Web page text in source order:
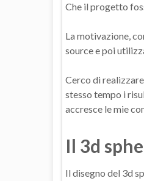
Che il progetto
La motivazione,
source e poi
Cerco di
stesso tempo i
accresce le mie
Il 3d
Il disegno del 3d